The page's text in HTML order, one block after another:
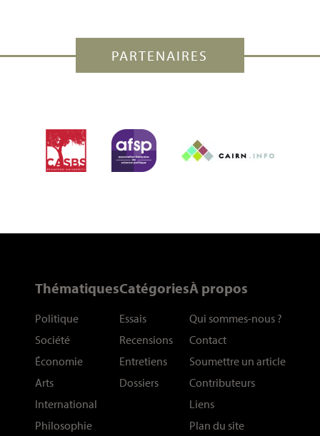
PARTENAIRES
Thématiques
Politique
Société
Économie
Arts
International
Philosophie
Catégories
Essais
Recensions
Entretiens
Dossiers
À propos
Qui sommes-nous ?
Contact
Soumettre un article
Contributeurs
Liens
Plan du site